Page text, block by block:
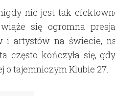
nie jest tak
się ogromna
i artystów na świecie,
często kończyła się,
o tajemniczym Klubie 27.